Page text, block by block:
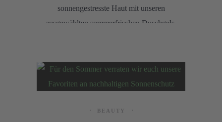
sonnengestresste Haut mit unseren
ausgewählten sommerfrischen Duschgels,
erfrischendes Dufterlebnis bieten.
BEAUTY